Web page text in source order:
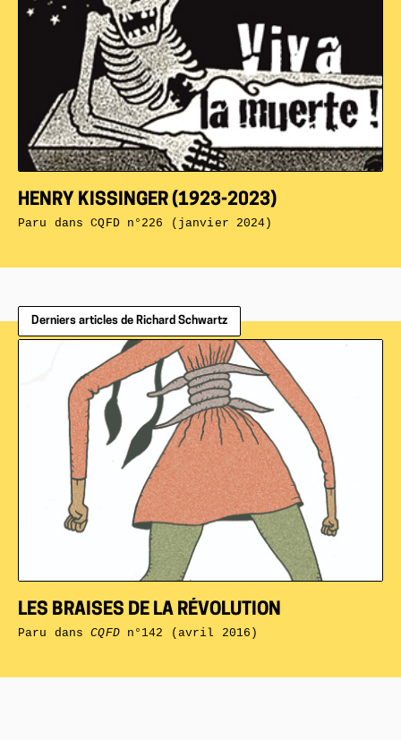
HENRY KISSINGER (1923-2023)
Paru dansCQFD n°226 (janvier 2024)
Derniers articles de Richard Schwartz
LES BRAISES DE LA RÉVOLUTION
Paru dansCQFDn°142 (avril 2016)